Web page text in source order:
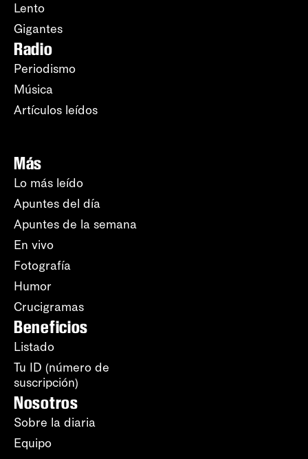
Lento
Gigantes
Radio
Periodismo
Música
Artículos leídos
Más
Lo más leído
Apuntes del día
Apuntes de la semana
En vivo
Fotografía
Humor
Crucigramas
Beneficios
Listado
Tu ID (número de
suscripción)
Nosotros
Sobre la diaria
Equipo